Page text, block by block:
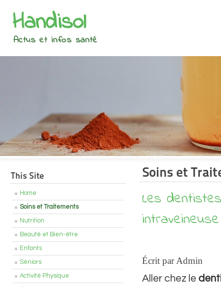
Handisol
Actus et infos santé
This Site
Home
Soins et Traitements
Nutrition
Beauté et Bien-être
Enfants
Séniors
Activité Physique
Soins et
Les
intraveineuse
Écrit par Admin
Aller chez le